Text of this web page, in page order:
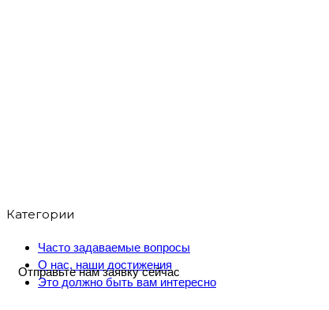
Категории
Часто задаваемые вопросы
О нас, наши достижения
Это должно быть вам интересно
Отправьте нам заявку сейчас